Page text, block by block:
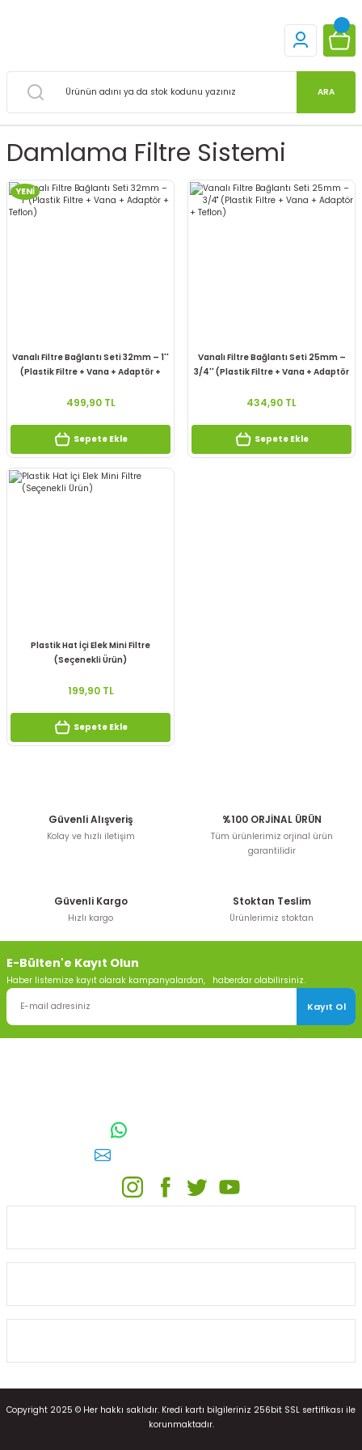
ARA
Damlama Filtre Sistemi
YENİ
Vanalı Filtre Bağlantı Seti 32mm – 1''
(Plastik Filtre + Vana + Adaptör +
499,90 TL
Sepete Ekle
Vanalı Filtre Bağlantı Seti 25mm –
3/4'' (Plastik Filtre + Vana + Adaptör
434,90 TL
Sepete Ekle
Plastik Hat İçi Elek Mini Filtre
(Seçenekli Ürün)
199,90 TL
Sepete Ekle
Güvenli Alışveriş
Kolay ve hızlı iletişim
%100 ORJİNAL ÜRÜN
Tüm ürünlerimiz orjinal ürün
garantilidir
Güvenli Kargo
Hızlı kargo
Stoktan Teslim
Ürünlerimiz stoktan
E-Bülten'e Kayıt Olun
Haber listemize kayıt olarak kampanyalardan, haberdar olabilirsiniz.
Kayıt Ol
Copyright 2025 © Her hakkı saklıdır. Kredi kartı bilgileriniz 256bit SSL sertifikası ile
korunmaktadır.